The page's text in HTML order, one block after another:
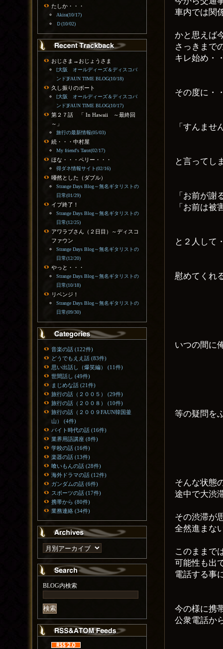
車内では関
かと思えば
さっきまで
キレ始め・
その度に・
「すんませ
と言ってし
「お前が謝
「お前は被
と２人して
慰めてくれ
いつの間に
等の疑問を
そんな状態
途中で大渋
その渋滞が
全然進まな
このままで
可能性も出
電話する事
今の様に携
公衆電話か
たしか・・・
Akira(10/17)
Ｄ(10/02)
おじさま→おじょうさま
[大阪 オールディーズ＆ディスコバ
ンド]FAUN TIME BLOG(10/18)
久し振りのボート
[大阪 オールディーズ＆ディスコバ
ンド]FAUN TIME BLOG(10/17)
第２７話 「 In Hawaii ～最終回
～」
旅行の最新情報(05/03)
続・・・中村屋
My friend's Tarot(02/17)
ほな・・・ペリー・・・
得ダネ情報サイト(02/16)
唖然とした（ダブル）
Strange Days Blog～無名ギタリストの
日常(01/29)
イブ終了！
Strange Days Blog～無名ギタリストの
日常(12/25)
アワラブさん（２日目）～ディスコ
ファウン
Strange Days Blog～無名ギタリストの
日常(12/20)
やっと・・・
Strange Days Blog～無名ギタリストの
日常(10/18)
リベンジ！
Strange Days Blog～無名ギタリストの
日常(09/30)
音楽の話 (122件)
どうでもええ話 (83件)
思い出話し（爆笑編） (11件)
世間話し (49件)
まじめな話 (21件)
旅行の話（２００５） (29件)
旅行の話（２００８） (10件)
旅行の話（２００９FAUN韓国釜
山） (4件)
バイト時代の話 (16件)
業界用語講座 (8件)
学校の話 (16件)
楽器の話 (13件)
喰いもんの話 (28件)
海外ドラマの話 (12件)
ガンダムの話 (6件)
スポーツの話 (17件)
携帯から (80件)
業務連絡 (34件)
BLOG内検索